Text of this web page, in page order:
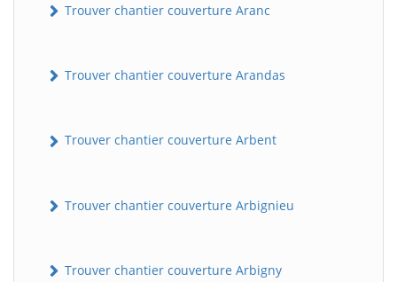
Trouver chantier couverture Aranc
Trouver chantier couverture Arandas
Trouver chantier couverture Arbent
Trouver chantier couverture Arbignieu
Trouver chantier couverture Arbigny